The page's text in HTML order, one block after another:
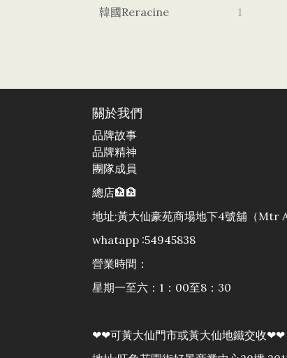
韓國Reracine 1
關於我們
品牌故事
品牌精神
團隊成員
總店🏦🏦
地址:黃大仙豪苑商場地下4號舖（Mtr
whatapp :54945838
營業時間：
星期一至六：1：00至8：30
❤❤可黃大仙門市或黃大仙地鐵交收❤❤